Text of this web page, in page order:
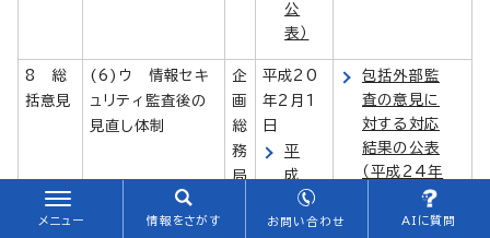
公
表）
8 総
括意見
(6)ウ 情報セキ
ュリティ監査後の
見直し体制
企
画
総
務
局
平成20
年2月1
日
平
成
19
年
包括外部監
査の意見に
対する対応
結果の公表
（平成24年
4月18日公
メニュー 情報をさがす お問い合わせ AIに質問